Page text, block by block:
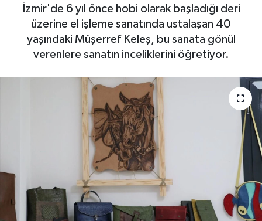
İzmir'de 6 yıl önce hobi olarak başladığı deri
üzerine el işleme sanatında ustalaşan 40
yaşındaki Müşerref Keleş, bu sanata gönül
verenlere sanatın inceliklerini öğretiyor.